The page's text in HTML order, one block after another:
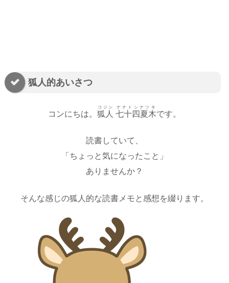
狐人的あいさつ
コンにちは。 狐人
コジン
七十四夏木
ナナトシナツキ
です。
読書していて、
「ちょっと気になったこと」
ありませんか？
そんな感じの狐人的な読書メモと感想を綴ります。